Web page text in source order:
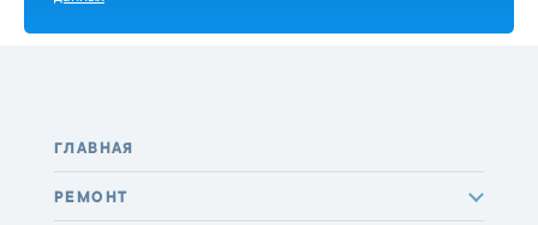
ГЛАВНАЯ
РЕМОНТ